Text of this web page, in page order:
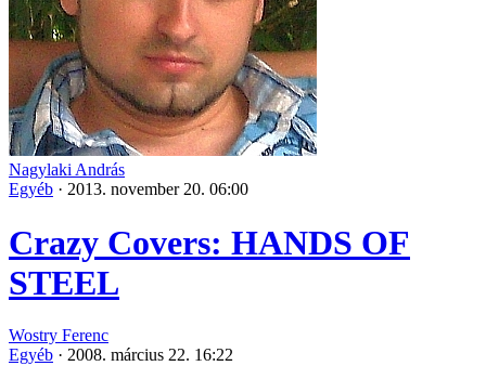
Nagylaki András
Egyéb · 2013. november 20. 06:00
Crazy Covers: HANDS OF
STEEL
Wostry Ferenc
Egyéb · 2008. március 22. 16:22